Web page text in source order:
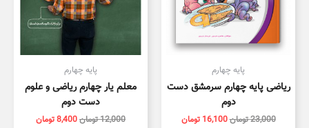
پایه چهارم
ریاضی پایه چهارم سرمشق دست
دوم
23,000تومان16,100 تومان
پایه چهارم
معلم یار چهارم ریاضی و علوم
دست دوم
12,000تومان8,400تومان